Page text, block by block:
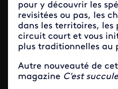
pour y découvrir les
revisitées ou pas, les
dans les territoires, les
circuit court et vous
plus traditionnelles au
Autre nouveauté de
magazine C'est